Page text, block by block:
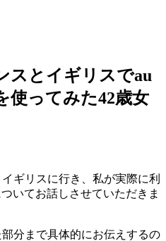
スとイギリスでau
使ってみた42歳女
ギリスに行き、私が実際に利
いてお話しさせていただきま
分まで具体的にお伝えするの